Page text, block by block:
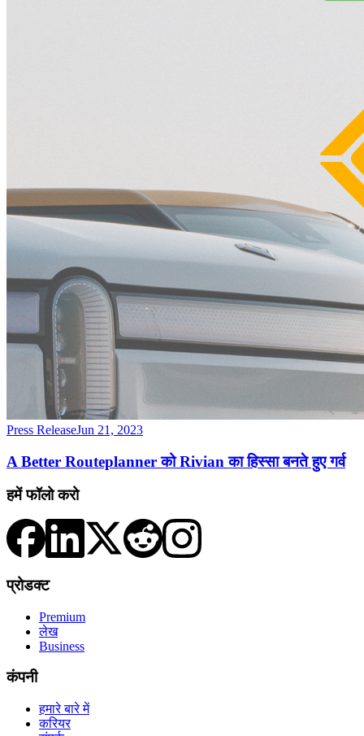
Press ReleaseJun 21, 2023
A Better Routeplanner को Rivian का हिस्सा बनते हुए गर्व
हमें फॉलो करो
प्रोडक्ट
Premium
लेख
Business
कंपनी
हमारे बारे में
करियर